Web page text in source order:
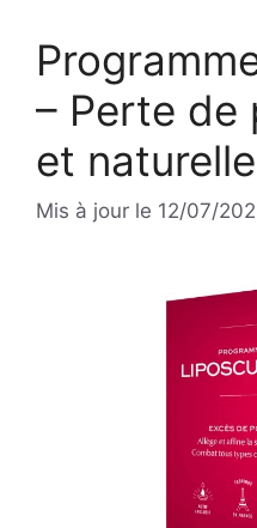
– Perte de
et naturelle
Mis à jour le 12/07/